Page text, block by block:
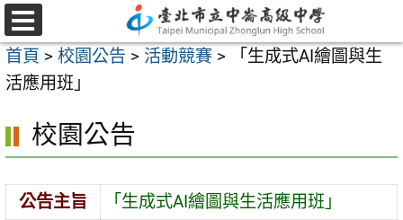
跳
至
主
要
容
選
單
首頁 > 校園公告 > 活動競賽 >
「生成式AI繪圖與生
活應用班」
校園公告
公告主旨
「生成式AI繪圖與生活應用班」